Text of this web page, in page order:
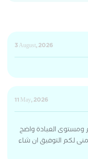
3 August, 2026
11 May, 2026
ومستوى العيادة واضح
لكم التوفيق ان شاء